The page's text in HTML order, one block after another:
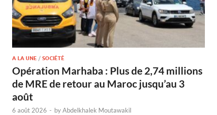
A LA UNE / SOCIÉTÉ
Opération Marhaba : Plus de 2,74 millions
de MRE de retour au Maroc jusqu’au 3
août
6 août 2026 - byAbdelkhalek Moutawakil